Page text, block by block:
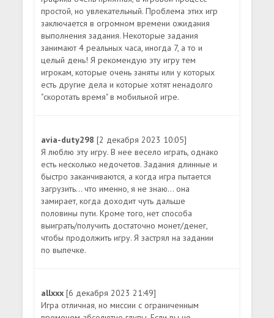
простой, но увлекательный. Проблема этих игр
заключается в огромном времени ожидания
выполнения задания. Некоторые задания
занимают 4 реальных часа, иногда 7, а то и
целый день! Я рекомендую эту игру тем
игрокам, которые очень заняты или у которых
есть другие дела и которые хотят ненадолго
"скоротать время" в мобильной игре.
avia-duty298[2 декабря 2023 10:05]
Я люблю эту игру. В нее весело играть, однако
есть несколько недочетов. Задания длинные и
быстро заканчиваются, а когда игра пытается
загрузить... что именно, я не знаю... она
замирает, когда доходит чуть дальше
половины пути. Кроме того, нет способа
выиграть/получить достаточно монет/денег,
чтобы продолжить игру. Я застрял на задании
по выпечке.
allxxx[6 декабря 2023 21:49]
Игра отличная, но миссии с ограниченным